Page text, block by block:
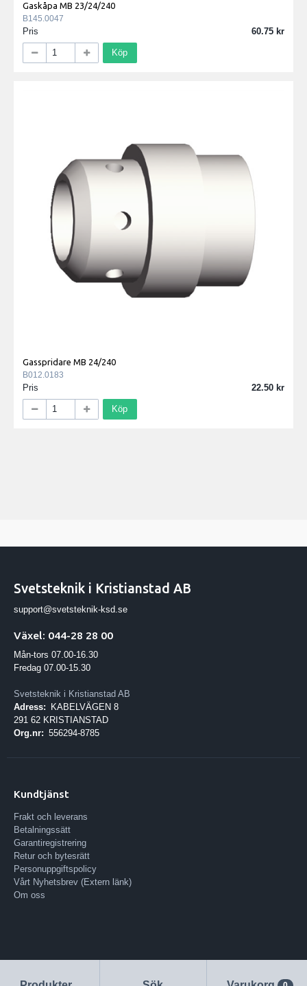
Gaskåpa MB 23/24/240
B145.0047
Pris 60.75
Köp
Gasspridare MB 24/240
B012.0183
Pris 22.50
Köp
Svetsteknik i Kristianstad AB
support@svetsteknik-ksd.se
Växel: 044-28 28 00
Mån-tors 07.00-16.30
Fredag 07.00-15.30
Svetsteknik i Kristianstad AB
Adress:
KABELVÄGEN 8
291 62 KRISTIANSTAD
Org.nr: 556294-8785
Kundtjänst
Frakt och leverans
Betalningssätt
Garantiregistrering
Retur och bytesrätt
Personuppgiftspolicy
Vårt Nyhetsbrev (Extern länk)
Om oss